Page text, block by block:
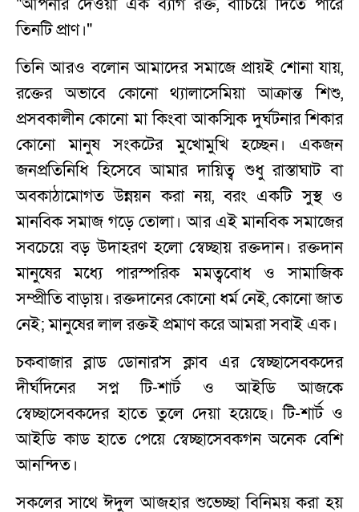
তিনটি প্রাণ।"
তিনি আরও বলোন আমাদের সমাজে প্রায়ই শোনা যায়,
রক্তের অভাবে কোনো থ্যালাসেমিয়া আক্রান্ত শিশু,
প্রসবকালীন কোনো মা কিংবা আকস্মিক দুর্ঘটনার শিকার
কোনো মানুষ সংকটের মুখোমুখি হচ্ছেন। একজন
জনপ্রতিনিধি হিসেবে আমার দায়িত্ব শুধু রাস্তাঘাট বা
অবকাঠামোগত উন্নয়ন করা নয়, বরং একটি সুস্থ ও
মানবিক সমাজ গড়ে তোলা। আর এই মানবিক সমাজের
সবচেয়ে বড় উদাহরণ হলো স্বেচ্ছায় রক্তদান। রক্তদান
মানুষের মধ্যে পারস্পরিক মমত্ববোধ ও সামাজিক
সম্প্রীতি বাড়ায়। রক্তদানের কোনো ধর্ম নেই, কোনো জাত
নেই; মানুষের লাল রক্তই প্রমাণ করে আমরা সবাই এক।
চকবাজার ব্লাড ডোনার'স ক্লাব এর স্বেচ্ছাসেবকদের
দীর্ঘদিনের সপ্ন টি-শার্ট ও আইডি আজকে
স্বেচ্ছাসেবকদের হাতে তুলে দেয়া হয়েছে। টি-শার্ট ও
আইডি কাড হাতে পেয়ে স্বেচ্ছাসেবকগন অনেক বেশি
আনন্দিত।
সকলের সাথে ঈদুল আজহার শুভেচ্ছা বিনিময় করা হয়